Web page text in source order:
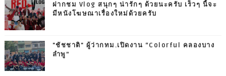
ฝากชม Vlog สนุกๆ น่ารักๆ ด้วยนะครับ เร็วๆ นี้จะ
มีหนังโฆษณาเรื่องใหม่ด้วยครับ
"ชัชชาติ" ผู้ว่ากทม.เปิดงาน “Colorful คลองบาง
ลำพู”